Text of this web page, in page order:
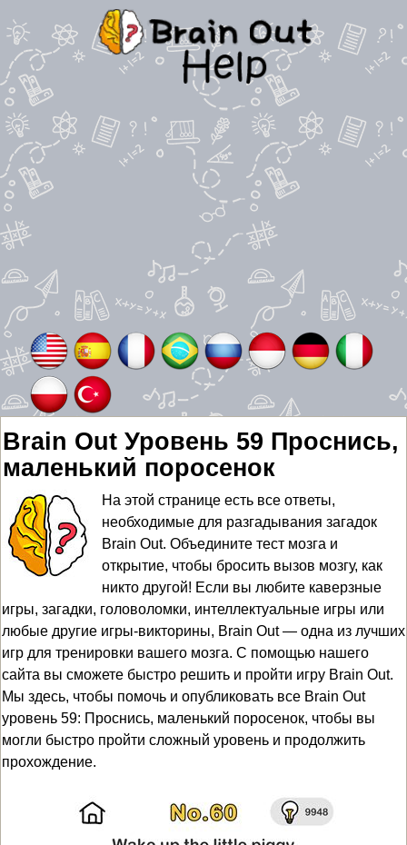
Brain Out Уровень 59 Проснись,
маленький поросенок
На этой странице есть все ответы,
необходимые для разгадывания загадок
Brain Out. Объедините тест мозга и
открытие, чтобы бросить вызов мозгу, как
никто другой! Если вы любите каверзные
игры, загадки, головоломки, интеллектуальные игры или
любые другие игры-викторины, Brain Out — одна из лучших
игр для тренировки вашего мозга. С помощью нашего
сайта вы сможете быстро решить и пройти игру Brain Out.
Мы здесь, чтобы помочь и опубликовать все Brain Out
уровень 59: Проснись, маленький поросенок, чтобы вы
могли быстро пройти сложный уровень и продолжить
прохождение.